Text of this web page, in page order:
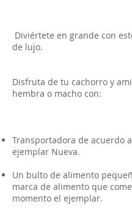
Diviértete en grande con
de lujo.
Disfruta de tu cachorro y
hembra o macho con:
Transportadora de acuerdo
ejemplar Nueva.
Un bulto de alimento
marca de alimento que
momento el ejemplar.